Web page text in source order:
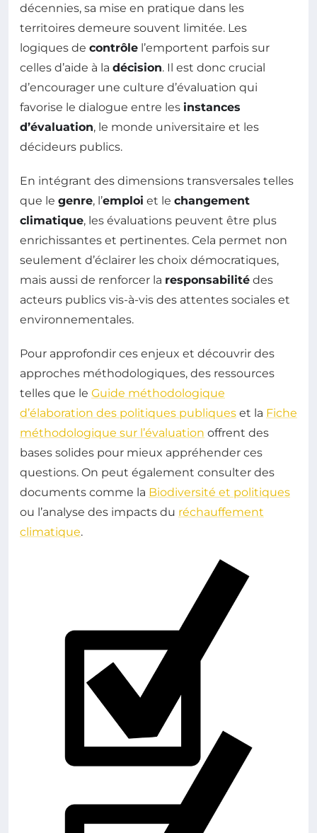
décennies, sa mise en pratique dans les
territoires demeure souvent limitée. Les
logiques de contrôle l’emportent parfois sur
celles d’aide à la décision. Il est donc crucial
d’encourager une culture d’évaluation qui
favorise le dialogue entre les instances
d’évaluation, le monde universitaire et les
décideurs publics.
En intégrant des dimensions transversales telles
que le genre, l’emploi et le changement
climatique, les évaluations peuvent être plus
enrichissantes et pertinentes. Cela permet non
seulement d’éclairer les choix démocratiques,
mais aussi de renforcer la responsabilité des
acteurs publics vis-à-vis des attentes sociales et
environnementales.
Pour approfondir ces enjeux et découvrir des
approches méthodologiques, des ressources
telles que le Guide méthodologique
d’élaboration des politiques publiques et la Fiche
méthodologique sur l’évaluation offrent des
bases solides pour mieux appréhender ces
questions. On peut également consulter des
documents comme la Biodiversité et politiques
ou l’analyse des impacts du réchauffement
climatique.